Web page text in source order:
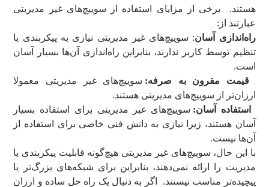
هستند. برخی از مزایای استفاده از سوییچ‌های غیر مدیریتی
عبارتند از:
راه‌اندازی آسان: سوییچ‌های غیر مدیریتی نیازی به پیکربندی یا
تنظیم توسط کاربر ندارند، بنابراین راه‌اندازی آن‌ها بسیار آسان
است.
قیمت مقرون به صرفه: سوییچ‌های غیر مدیریتی معمولا
ارزان‌تر از سوییچ‌های مدیریتی هستند.
استفاده آسان: سوییچ‌های غیر مدیریتی برای استفاده بسیار
آسان هستند، زیرا نیازی به دانش فنی خاصی برای استفاده از
آن‌ها نیست.
با این حال، سوییچ‌های غیر مدیریتی هیچ‌گونه قابلیت پیکربندی یا
مدیریت را ارائه نمی‌دهند، بنابراین برای شبکه‌های بزرگ‌تر یا
پیچیده‌تر مناسب نیستند. اگر به دنبال یک راه حل ساده و ارزان